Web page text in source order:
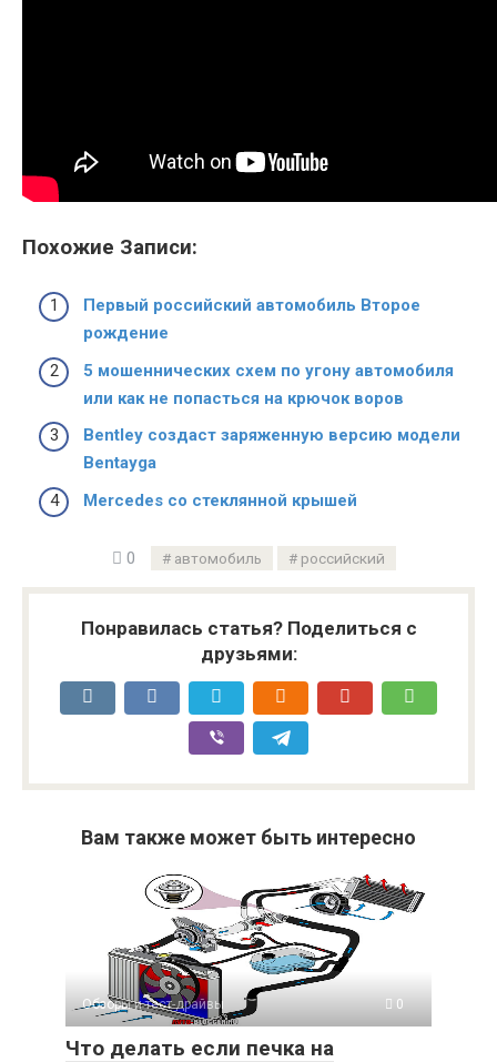
Похожие Записи:
Первый российский автомобиль Второе
рождение
5 мошеннических схем по угону автомобиля
или как не попасться на крючок воров
Bentley создаст заряженную версию модели
Bentayga
Mercedes со стеклянной крышей
0 автомобиль российский
Понравилась статья? Поделиться с
друзьями:
Вам также может быть интересно
Обзоры и тест-драйвы 0
Что делать если печка на